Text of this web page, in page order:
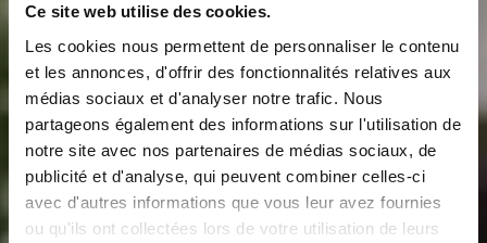
Ce site web utilise des cookies.
Les cookies nous permettent de personnaliser le contenu
et les annonces, d'offrir des fonctionnalités relatives aux
médias sociaux et d'analyser notre trafic. Nous
partageons également des informations sur l'utilisation de
notre site avec nos partenaires de médias sociaux, de
publicité et d'analyse, qui peuvent combiner celles-ci
avec d'autres informations que vous leur avez fournies
ou qu'ils ont collectées lors de votre utilisation de leurs
Aquatower Berdorf
Où? 106a, Rue de Consdorf, L-6551 Berdorf